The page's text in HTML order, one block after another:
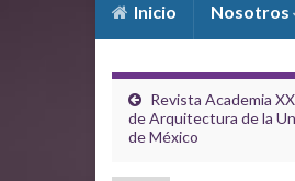
Inicio Nosotros
Revista Academia
de Arquitectura de la
de México